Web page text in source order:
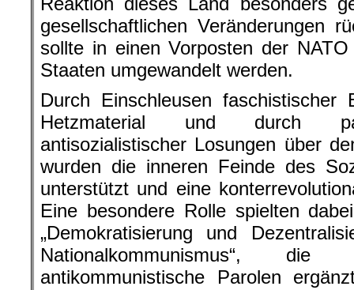
Durch Einschleusen
Hetzmaterial und durch
antisozialistischer Losungen über
wurden die inneren Feinde des
unterstützt und eine
Eine besondere Rolle spielten
„Demokratisierung und
Nationalkommunismus“,
antikommunistische Parolen
1956 waren die Vorbereitungen
bewaffneten Aufruhrs
Orten gingen konterrevolutionäre
gegen Kommunisten und